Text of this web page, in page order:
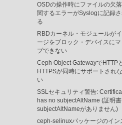
OSDの操作時にファイルの欠
関するエラーがSyslogに記録
る
RBDカーネル・モジュールが
ージをブロック・デバイスにマ
プできない
Ceph Object GatewayでHTTPと
HTTPSが同時にサポートされな
い
SSLセキュリティ警告:
has no subjectAltName (証明
subjectAltNameがありません)
ceph-selinuxパッケージのイン